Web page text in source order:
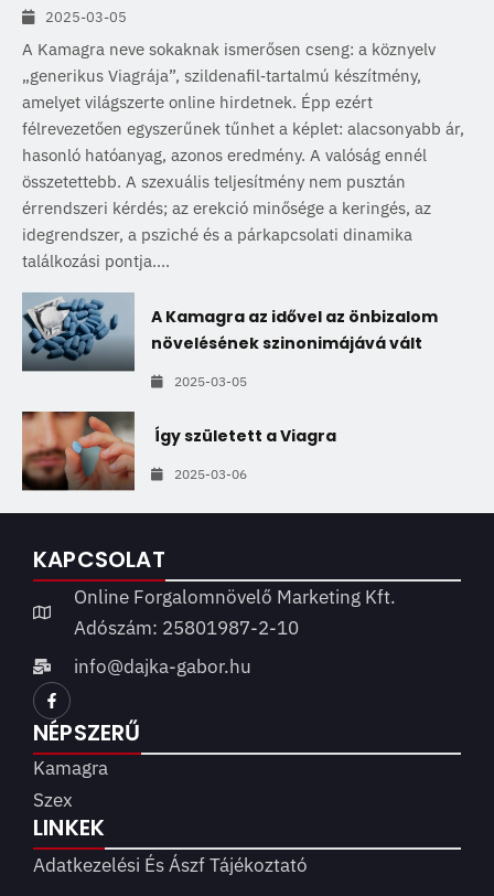
2025-03-05
A Kamagra neve sokaknak ismerősen cseng: a köznyelv
„generikus Viagrája”, szildenafil‑tartalmú készítmény,
amelyet világszerte online hirdetnek. Épp ezért
félrevezetően egyszerűnek tűnhet a képlet: alacsonyabb ár,
hasonló hatóanyag, azonos eredmény. A valóság ennél
összetettebb. A szexuális teljesítmény nem pusztán
érrendszeri kérdés; az erekció minősége a keringés, az
idegrendszer, a psziché és a párkapcsolati dinamika
találkozási pontja....
A Kamagra az idővel az önbizalom
növelésének szinonimájává vált
2025-03-05
Így született a Viagra
2025-03-06
KAPCSOLAT
Online Forgalomnövelő Marketing Kft.
Adószám: 25801987-2-10
info@dajka-gabor.hu
NÉPSZERŰ
Kamagra
Szex
LINKEK
Adatkezelési És Ászf Tájékoztató